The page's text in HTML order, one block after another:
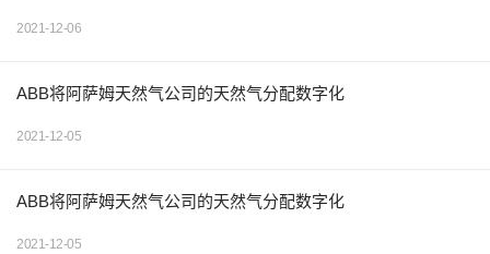
2021-12-06
ABB将阿萨姆天然气公司的天然气分配数字化
2021-12-05
ABB将阿萨姆天然气公司的天然气分配数字化
2021-12-05